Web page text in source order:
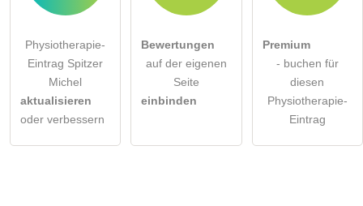
Physiotherapie-
Eintrag Spitzer
Michel
aktualisieren
oder verbessern
Bewertungen
auf der eigenen
Seite
einbinden
Premium
- buchen für
diesen
Physiotherapie-
Eintrag